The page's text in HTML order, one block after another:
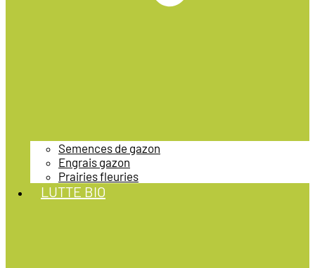
Semences de gazon
Engrais gazon
Prairies fleuries
LUTTE BIO